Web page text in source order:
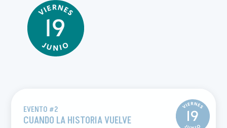
EVENTO #2
CUANDO LA HISTORIA VUELVE